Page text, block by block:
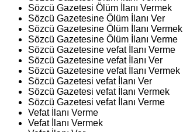
Sözcü Gazetesi Ölüm İlanı Vermek
Sözcü Gazetesine Ölüm İlanı Ver
Sözcü Gazetesine Ölüm İlanı Vermek
Sözcü Gazetesine Ölüm İlanı Verme
Sözcü Gazetesine vefat İlanı Verme
Sözcü Gazetesine vefat İlanı Ver
Sözcü Gazetesine vefat İlanı Vermek
Sözcü Gazetesi vefat İlanı Ver
Sözcü Gazetesi vefat İlanı Vermek
Sözcü Gazetesi vefat İlanı Verme
Vefat İlanı Verme
Vefat İlanı Vermek